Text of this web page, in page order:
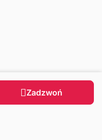
Zadzwoń